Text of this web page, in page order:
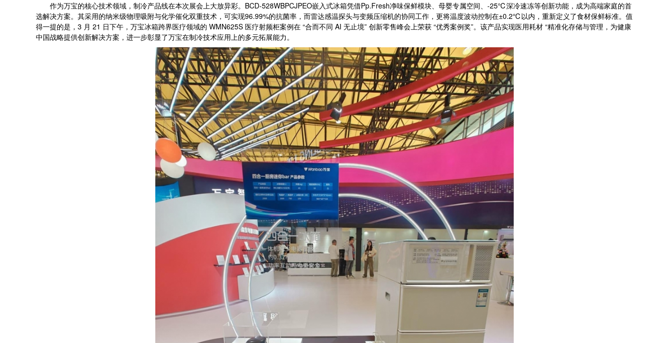
作为万宝的核心技术领域，制冷产品线在本次展会上大放异彩。BCD-528WBPCJPEO嵌入式冰箱凭借Pp.Fresh净味保鲜模块、母婴专属空间、-25℃深冷速冻等创新功能，成为高端家庭的首
选解决方案。其采用的纳米级物理吸附与化学催化双重技术，可实现96.99%的抗菌率，而雷达感温探头与变频压缩机的协同工作，更将温度波动控制在±0.2℃以内，重新定义了食材保鲜标准。值
得一提的是，3 月 21 日下午，万宝冰箱跨界医疗领域的 WMN625S 医疗射频柜案例在 “合而不同 AI 无止境” 创新零售峰会上荣获 “优秀案例奖”。该产品实现医用耗材 “精准化存储与管理，为健康
中国战略提供创新解决方案，进一步彰显了万宝在制冷技术应用上的多元拓展能力。